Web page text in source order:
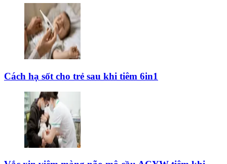
Cách hạ sốt cho trẻ sau khi tiêm 6in1